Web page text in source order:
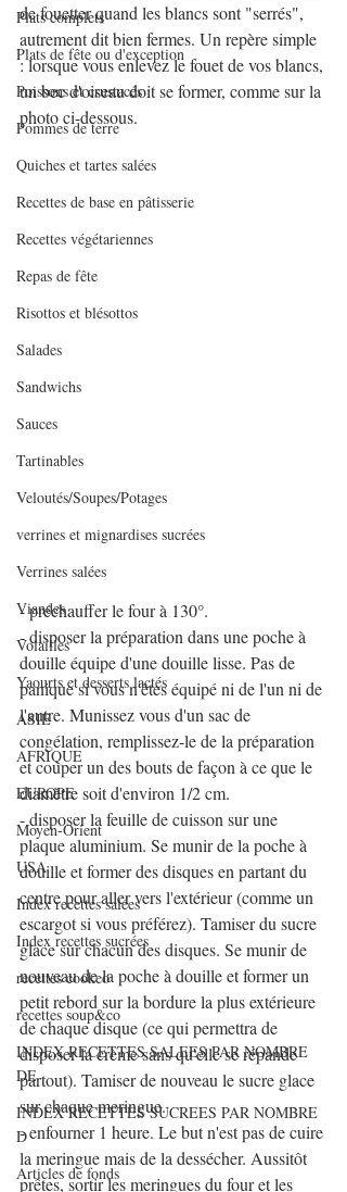
Plats complets
Plats de fête ou d'exception
Poissons et crustacés
Pommes de terre
Quiches et tartes salées
Recettes de base en pâtisserie
Recettes végétariennes
Repas de fête
Risottos et blésottos
Salades
Sandwichs
Sauces
Tartinables
Veloutés/Soupes/Potages
verrines et mignardises sucrées
Verrines salées
Viandes
Volailles
Yaourts et desserts lactés
ASIE
AFRIQUE
EUROPE
Moyen-Orient
USA
Index recettes salées
Index recettes sucrées
recettes cookeo
recettes soup&co
INDEX RECETTES SALEES PAR NOMBRE
DE
INDEX RECETTES SUCREES PAR NOMBRE
D
Articles de fonds
de fouetter quand les blancs sont "serrés",
autrement dit bien fermes. Un repère simple
: lorsque vous enlevez le fouet de vos blancs,
un bec d'oiseau doit se former, comme sur la
photo ci-dessous.
- préchauffer le four à 130°.
- disposer la préparation dans une poche à
douille équipe d'une douille lisse. Pas de
panique si vous n'êtes équipé ni de l'un ni de
l'autre. Munissez vous d'un sac de
congélation, remplissez-le de la préparation
et couper un des bouts de façon à ce que le
diamètre soit d'environ 1/2 cm.
- disposer la feuille de cuisson sur une
plaque aluminium. Se munir de la poche à
douille et former des disques en partant du
centre pour aller vers l'extérieur (comme un
escargot si vous préférez). Tamiser du sucre
glace sur chacun des disques. Se munir de
nouveau de la poche à douille et former un
petit rebord sur la bordure la plus extérieure
de chaque disque (ce qui permettra de
disposer la crème sans qu'elle se répande
partout). Tamiser de nouveau le sucre glace
sur chaque meringue.
- enfourner 1 heure. Le but n'est pas de cuire
la meringue mais de la dessécher. Aussitôt
prêtes, sortir les meringues du four et les